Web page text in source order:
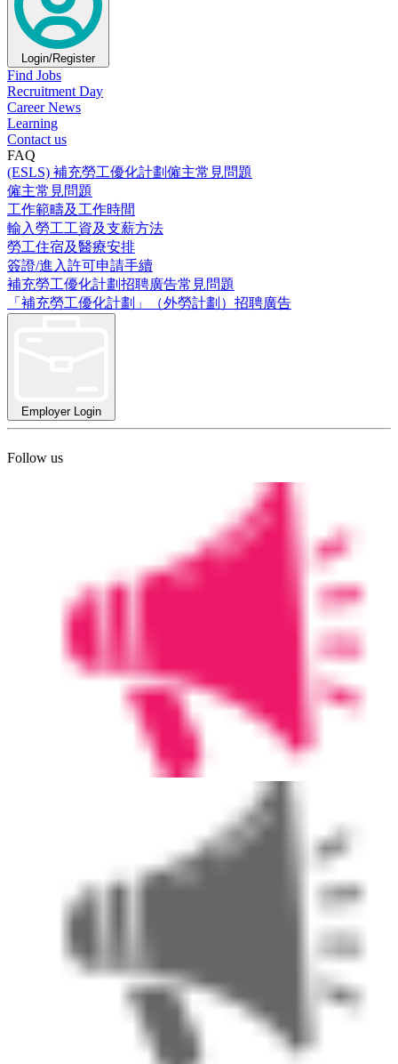
Login/Register
Find Jobs
Recruitment Day
Career News
Learning
Contact us
FAQ
(ESLS) 補充勞工優化計劃僱主常見問題
僱主常見問題
工作範疇及工作時間
輸入勞工工資及支薪方法
勞工住宿及醫療安排
簽證/進入許可申請手續
補充勞工優化計劃招聘廣告常見問題
「補充勞工優化計劃」（外勞計劃）招聘廣告
Employer Login
Follow us